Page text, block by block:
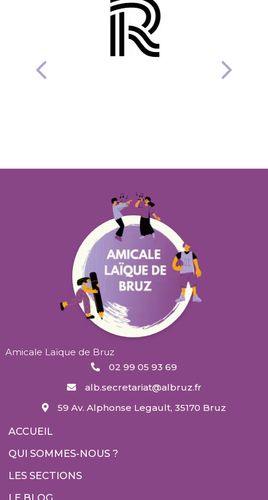
Amicale Laïque de Bruz
02 99 05 93 69
alb.secretariat@albruz.fr
59 Av. Alphonse Legault, 35170 Bruz
ACCUEIL
QUI SOMMES-NOUS ?
LES SECTIONS